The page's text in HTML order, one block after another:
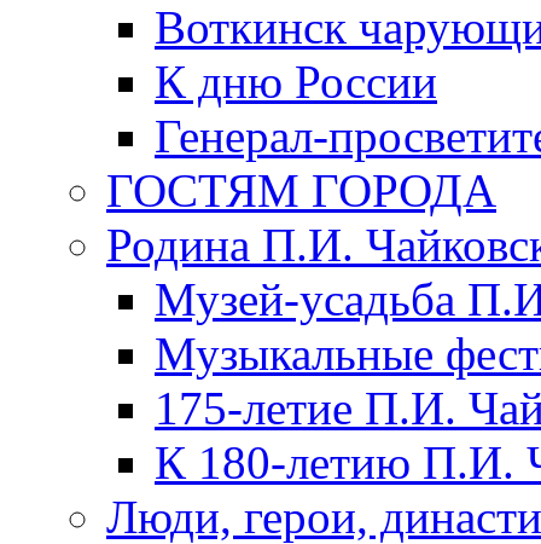
Воткинск
К дню России
Генерал-
ГОСТЯМ ГОРОДА
Родина П.И.
Музей-усадьба
Музыкальные
175-летие П.И.
К 180-летию П.И.
Люди, герои,